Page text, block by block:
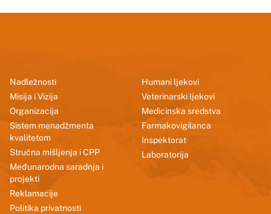
Nadležnosti
Misija i Vizija
Organizacija
Sistem menadžmenta
kvalitetom
Stručna mišljenja i CPP
Međunarodna saradnja i
projekti
Reklamacije
Politika privatnosti
Humani ljekovi
Veterinarski ljekovi
Medicinska sredstva
Farmakovigilanca
Inspektorat
Laboratorija